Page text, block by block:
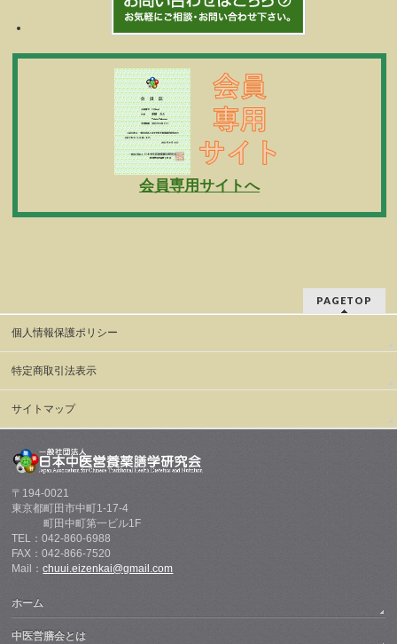
会員専用サイトへ
PAGETOP
個人情報保護ポリシー
特定商取引法表示
サイトマップ
〒194-0021
東京都町田市中町1-17-4
町田中町第一ビル1F
TEL：042-860-6988
FAX：042-866-7520
Mail：chuui.eizenkai@gmail.com
ホーム
中医営膳会とは